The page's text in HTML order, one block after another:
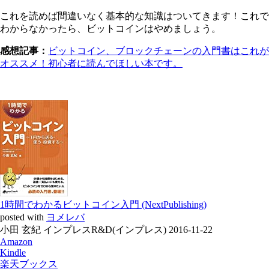
これを読めば間違いなく基本的な知識はついてきます！これで
わからなかったら、ビットコインはやめましょう。
感想記事： ビットコイン、ブロックチェーンの入門書はこれが
オススメ！初心者に読んでほしい本です。
1時間でわかるビットコイン入門 (NextPublishing)
posted with ヨメレバ
小田 玄紀 インプレスR&D(インプレス) 2016-11-22
Amazon
Kindle
楽天ブックス